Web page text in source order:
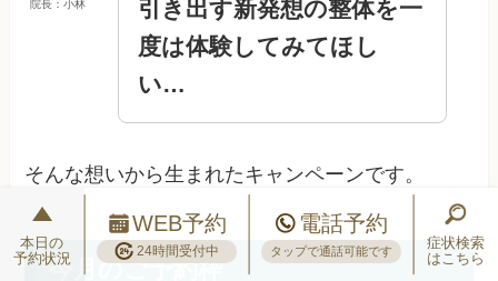
院長：小林
引き出す新発想の整体を一
度は体験してみてほし
い…
そんな想いから生まれたキャンペーンです。
今月のご予約枠
本日の
予約状況
WEB予約
24時間受付中
電話予約
タップで通話可能です
症状検索
はこちら